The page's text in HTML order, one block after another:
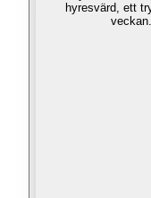
hyresvärd, ett